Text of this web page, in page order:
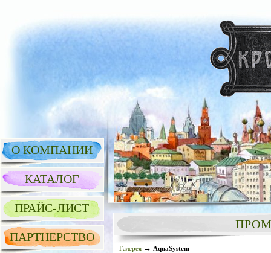
О КОМПАНИИ
КАТАЛОГ
ПРАЙС-ЛИСТ
ПАРТНЕРСТВО
Галерея → AquaSystem